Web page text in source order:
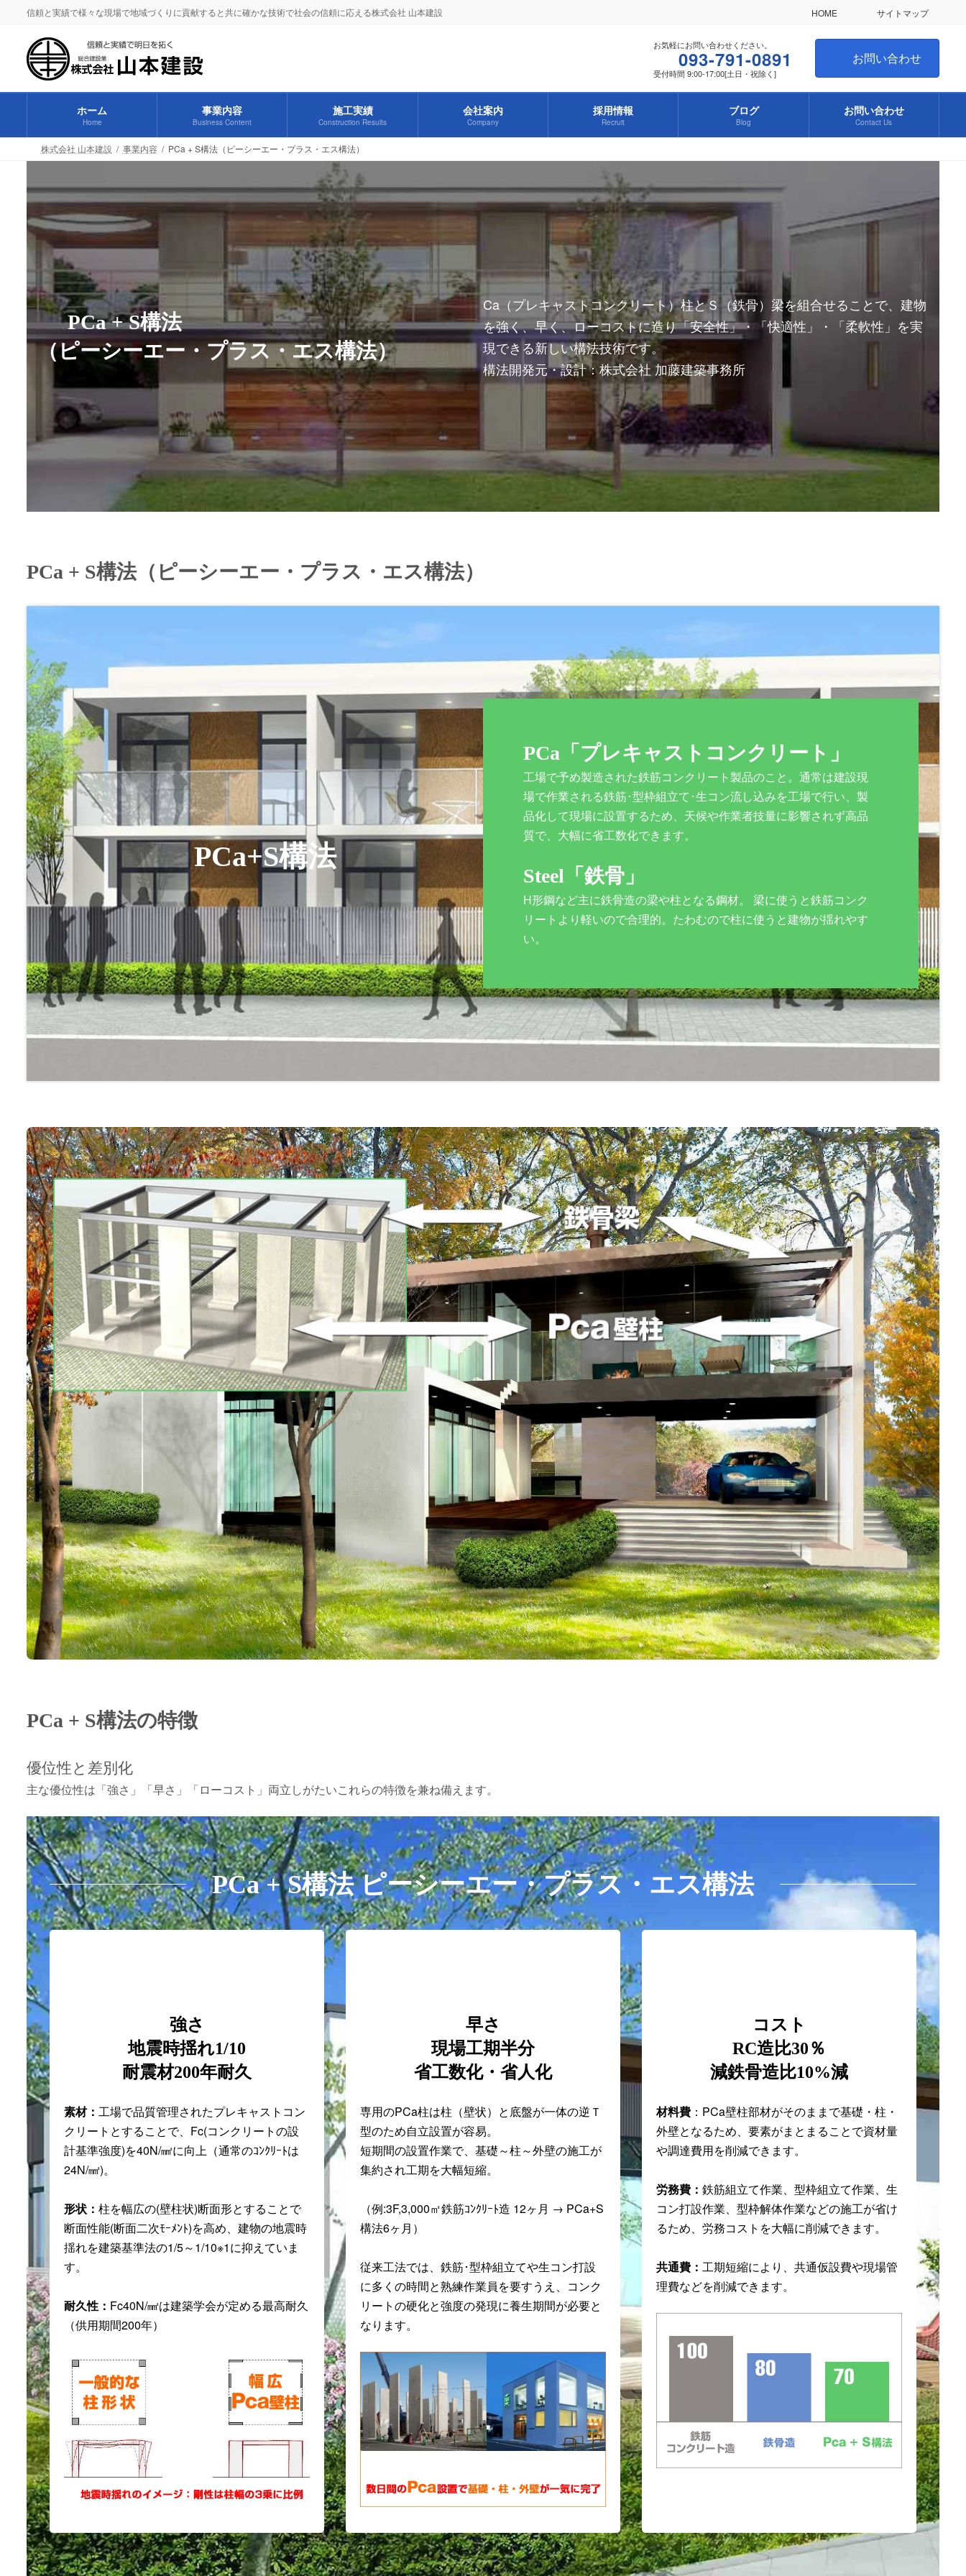
へ
ョ
信頼と実績で様々な現場で地域づくりに貢献すると共に確かな技術で社会の信頼に応える株式会社 山本建設 HOME サイトマップ
お気軽にお問い合わせください。
093-791-0891
受付時間 9:00-17:00[土日・祝除く]
お問い合わせ
ホーム
Home
事業内容
Business Content
施工実績
Construction Results
会社案内
Company
採用情報
Recruit
ブログ
Blog
お問い合わせ
Contact Us
株式会社 山本建設 事業内容 PCa + S構法（ピーシーエー・プラス・エス構法）
PCa + S構法
（ピーシーエー・プラス・エス構法）
Ca（プレキャストコンクリート）柱とＳ（鉄骨）梁を組合せることで、建物
を強く、早く、ローコストに造り「安全性」・「快適性」・「柔軟性」を実
現できる新しい構法技術です。
構法開発元・設計：株式会社 加藤建築事務所
PCa + S構法（ピーシーエー・プラス・エス構法）
PCa+S構法
PCa「プレキャストコンクリート」
工場で予め製造された鉄筋コンクリート製品のこと。通常は建設現
場で作業される鉄筋･型枠組立て･生コン流し込みを工場で行い、製
品化して現場に設置するため、天候や作業者技量に影響されず高品
質で、大幅に省工数化できます。
Steel「鉄骨」
H形鋼など主に鉄骨造の梁や柱となる鋼材。 梁に使うと鉄筋コンク
リートより軽いので合理的。たわむので柱に使うと建物が揺れやす
い。
PCa + S構法の特徴
優位性と差別化
主な優位性は「強さ」「早さ」「ローコスト」両立しがたいこれらの特徴を兼ね備えます。
PCa + S構法ピーシーエー・プラス・エス構法
強さ
地震時揺れ1/10
耐震材200年耐久
素材： 工場で品質管理されたプレキャストコン
クリートとすることで、Fc(コンクリートの設
計基準強度)を40N/㎟に向上（通常のｺﾝｸﾘｰﾄは
24N/㎟)。
形状： 柱を幅広の(壁柱状)断面形とすることで
断面性能(断面二次ﾓｰﾒﾝﾄ)を高め、建物の地震時
揺れを建築基準法の1/5～1/10※1に抑えていま
す。
耐久性： Fc40N/㎟は建築学会が定める最高耐久
（供用期間200年）
早さ
現場工期半分
省工数化・省人化
専用のPCa柱は柱（壁状）と底盤が一体の逆Ｔ
型のため自立設置が容易。
短期間の設置作業で、基礎～柱～外壁の施工が
集約され工期を大幅短縮。
（例:3F,3,000㎡鉄筋ｺﾝｸﾘｰﾄ造 12ヶ月 → PCa+S
構法6ヶ月）
従来工法では、鉄筋･型枠組立てや生コン打設
に多くの時間と熟練作業員を要すうえ、コンク
リートの硬化と強度の発現に養生期間が必要と
なります。
コスト
RC造比30％
減鉄骨造比10%減
材料費 ：PCa壁柱部材がそのままで基礎・柱・
外壁となるため、要素がまとまることで資材量
や調達費用を削減できます。
労務費： 鉄筋組立て作業、型枠組立て作業、生
コン打設作業、型枠解体作業などの施工が省け
るため、労務コストを大幅に削減できます。
共通費： 工期短縮により、共通仮設費や現場管
理費などを削減できます。